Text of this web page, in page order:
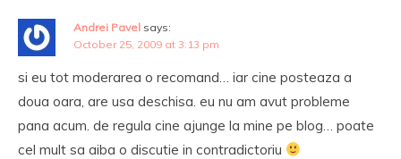
Andrei Pavel says:
October 25, 2009 at 3:13 pm
si eu tot moderarea o recomand… iar cine posteaza a
doua oara, are usa deschisa. eu nu am avut probleme
pana acum. de regula cine ajunge la mine pe blog… poate
cel mult sa aiba o discutie in contradictoriu